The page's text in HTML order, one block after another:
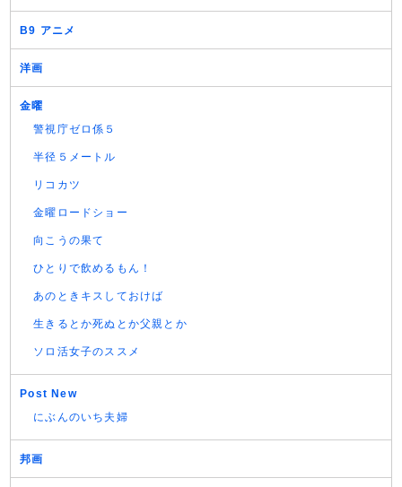
B9 アニメ
洋画
金曜
警視庁ゼロ係５
半径５メートル
リコカツ
金曜ロードショー
向こうの果て
ひとりで飲めるもん！
あのときキスしておけば
生きるとか死ぬとか父親とか
ソロ活女子のススメ
Post New
にぶんのいち夫婦
邦画